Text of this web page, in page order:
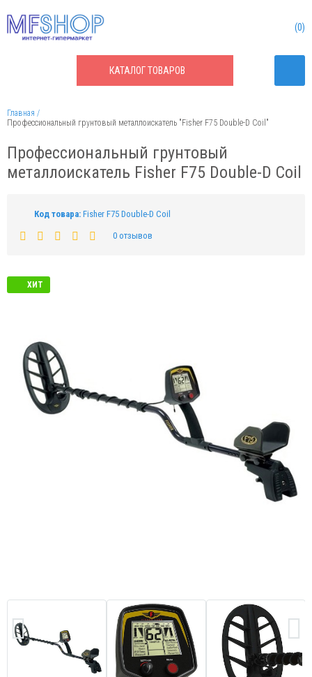
КАТАЛОГТОВАРОВ
0
Главная
Профессиональный грунтовый металлоискатель "Fisher F75 Double-D Coil"
Профессиональный грунтовый
металлоискатель Fisher F75 Double-D Coil
Код товара: Fisher F75 Double-D Coil
0 отзывов
ХИТ